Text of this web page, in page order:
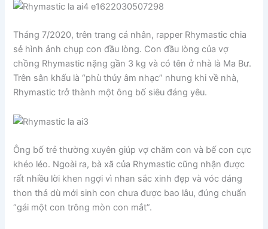
Tháng 7/2020, trên trang cá nhân, rapper Rhymastic chia
sẻ hình ảnh chụp con đầu lòng. Con đầu lòng của vợ
chồng Rhymastic nặng gần 3 kg và có tên ở nhà là Ma Bư.
Trên sân khấu là “phù thủy âm nhạc” nhưng khi về nhà,
Rhymastic trở thành một ông bố siêu đáng yêu.
Ông bố trẻ thường xuyên giúp vợ chăm con và bế con cực
khéo léo. Ngoài ra, bà xã của Rhymastic cũng nhận được
rất nhiều lời khen ngợi vì nhan sắc xinh đẹp và vóc dáng
thon thả dù mới sinh con chưa được bao lâu, đúng chuẩn
“gái một con trông mòn con mắt”.